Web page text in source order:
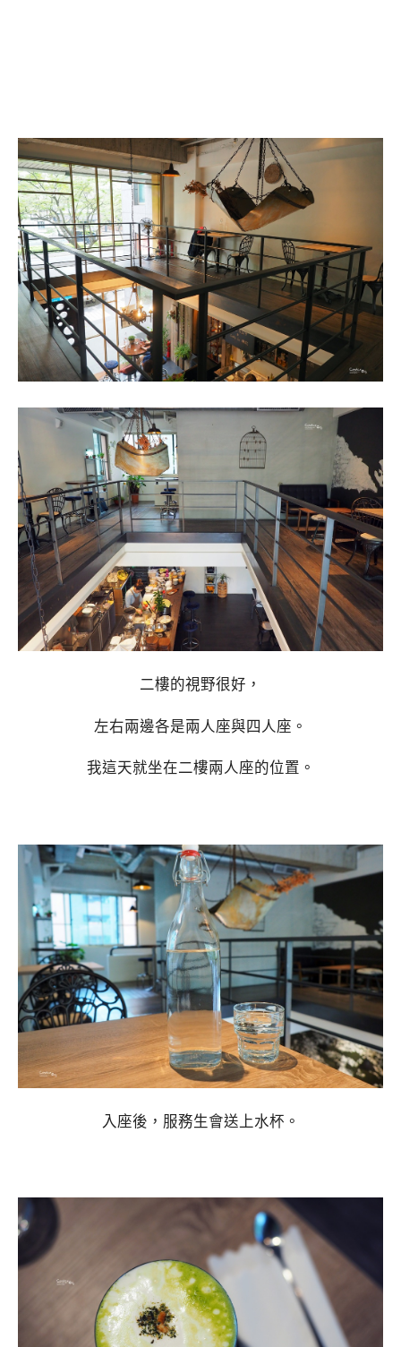
二樓的視野很好，
左右兩邊各是兩人座與四人座。
我這天就坐在二樓兩人座的位置。
入座後，服務生會送上水杯。